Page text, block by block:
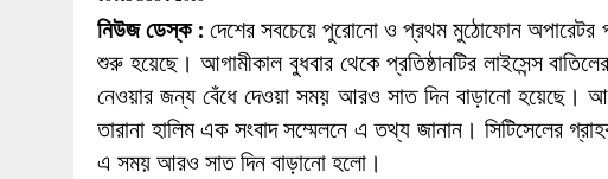
27 MAY 2026 | লোহাগড়ায় চেয়ারম্যান প্রার্থী আতিকুল ইসলামের ঈদ
1 AUGUST 2026 | লোহাগড়ায় জাল দলিলে নামজারি ॥ এসিল্যান্ড
নিউজ ডেস্ক : দেশের সবচেয়ে পুরোনো ও প্রথম মুঠোফোন অপারেটর
শুরু হয়েছে। আগামীকাল বুধবার থেকে প্রতিষ্ঠানটির লাইসেন্স
নেওয়ার জন্য বেঁধে দেওয়া সময় আরও সাত দিন বাড়ানো হয়েছে। আজ
তারানা হালিম এক সংবাদ সম্মেলনে এ তথ্য জানান। সিটিসেলের
এ সময় আরও সাত দিন বাড়ানো হলো।